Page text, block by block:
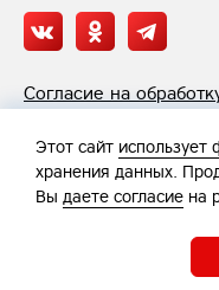
Согласие на
Этот сайт
хранения данных.
Вы даете согласие на